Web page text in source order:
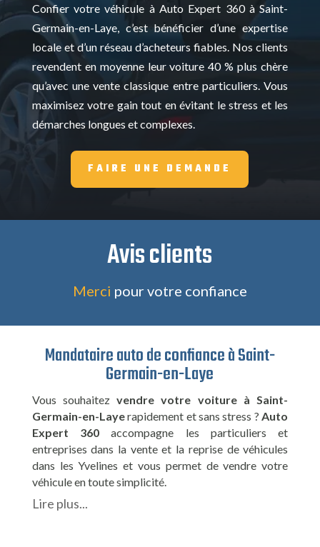
Confier votre véhicule à Auto Expert 360 à Saint-
Germain-en-Laye, c’est bénéficier d’une expertise
locale et d’un réseau d’acheteurs fiables. Nos clients
revendent en moyenne leur voiture 40 % plus chère
qu’avec une vente classique entre particuliers. Vous
maximisez votre gain tout en évitant le stress et les
démarches longues et complexes.
FAIRE UNE DEMANDE
Avis clients
Merci pour votre confiance
Mandataire auto de confiance à Saint-
Germain-en-Laye
Vous souhaitezvendre votre voiture à Saint-
Germain-en-Layerapidement et sans stress ? Auto
Expert 360 accompagne les particuliers et
entreprises dans la vente et la reprise de véhicules
dans les Yvelines et vous permet de vendre votre
véhicule en toute simplicité.
Lire plus...